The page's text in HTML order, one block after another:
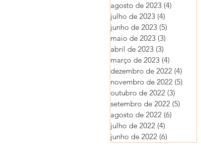
agosto de 2023 (4)
julho de 2023 (4)
junho de 2023 (5)
maio de 2023 (3)
abril de 2023 (3)
março de 2023 (4)
dezembro de 2022 (4)
novembro de 2022 (5)
outubro de 2022 (3)
setembro de 2022 (5)
agosto de 2022 (6)
julho de 2022 (4)
junho de 2022 (6)